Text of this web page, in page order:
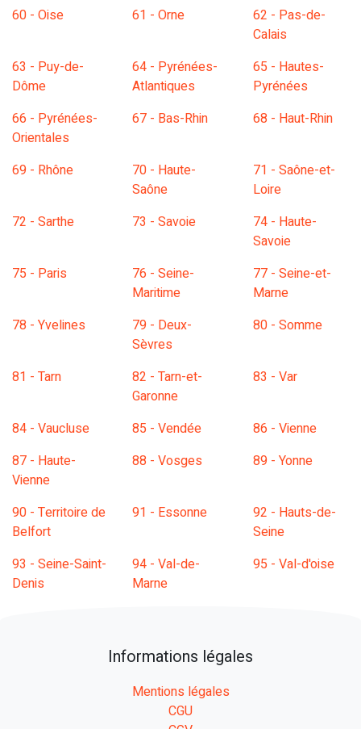
60 - Oise
61 - Orne
62 - Pas-de-
Calais
63 - Puy-de-
Dôme
64 - Pyrénées-
Atlantiques
65 - Hautes-
Pyrénées
66 - Pyrénées-
Orientales
67 - Bas-Rhin 68 - Haut-Rhin
69 - Rhône
70 - Haute-
Saône
71 - Saône-et-
Loire
72 - Sarthe
73 - Savoie
74 - Haute-
Savoie
75 - Paris
76 - Seine-
Maritime
77 - Seine-et-
Marne
78 - Yvelines
79 - Deux-
Sèvres
80 - Somme
81 - Tarn
82 - Tarn-et-
Garonne
83 - Var
84 - Vaucluse 85 - Vendée
86 - Vienne
87 - Haute-
Vienne
88 - Vosges 89 - Yonne
90 - Territoire de
Belfort
91 - Essonne
92 - Hauts-de-
Seine
93 - Seine-Saint-
Denis
94 - Val-de-
Marne
95 - Val-d'oise
Informations légales
Mentions légales
CGU